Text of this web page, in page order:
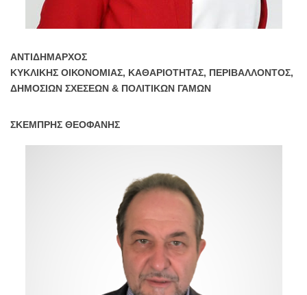
ΑΝΤΙΔΗΜΑΡΧΟΣ
ΚΥΚΛΙΚΗΣ ΟΙΚΟΝΟΜΙΑΣ, ΚΑΘΑΡΙΟΤΗΤΑΣ, ΠΕΡΙΒΑΛΛΟΝΤΟΣ,
ΔΗΜΟΣΙΩΝ ΣΧΕΣΕΩΝ & ΠΟΛΙΤΙΚΩΝ ΓΑΜΩΝ
ΣΚΕΜΠΡΗΣ ΘΕΟΦΑΝΗΣ